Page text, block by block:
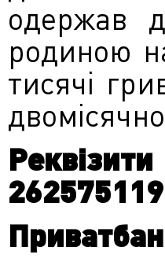
одержав
родиною
тисячі